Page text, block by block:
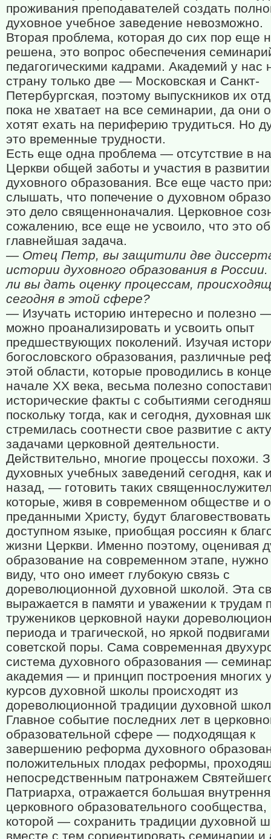
проживания преподавателей создать
духовное учебное заведение невозможно.
Вторая проблема, которая до сих пор еще
решена, это вопрос обеспечения
педагогическими кадрами. Академий у нас
страну только две — Московская и Санкт-
Петербургская, поэтому выпускников их
пока не хватает на все семинарии, да они
хотят ехать на периферию трудиться. Но
это временные трудности.
Есть еще одна проблема — отсутствие в
Церкви общей заботы и участия в развитии
духовного образования. Все еще часто
слышать, что попечение о духовном
это дело священноначалия. Церковное
сожалению, все еще не усвоило, что это
главнейшая задача.
— Отец Петр, вы защитили две
истории духовного образования в
ли вы дать оценку процессам,
сегодня в этой сфере?
— Изучать историю интересно и полезно
можно проанализировать и усвоить опыт
предшествующих поколений. Изучая
богословского образования, различные
этой области, которые проводились в
начале XX века, весьма полезно
исторические факты с событиями
поскольку тогда, как и сегодня, духовная
стремилась соотнести свое развитие с
задачами церковной деятельности.
Действительно, многие процессы похожи.
духовных учебных заведений сегодня, как
назад, — готовить таких
которые, живя в современном обществе и
преданными Христу, будут
доступном языке, приобщая россиян к
жизни Церкви. Именно поэтому, оценивая
образование на современном этапе, нужно
виду, что оно имеет глубокую связь с
дореволюционной духовной школой. Эта
выражается в памяти и уважении к трудам
тружеников церковной науки
периода и трагической, но яркой
советской поры. Сама современная
система духовного образования —
академия — и принцип построения многих
курсов духовной школы происходят из
дореволюционной традиции духовной
Главное событие последних лет в
образовательной сфере — подходящая к
завершению реформа духовного
положительных плодах реформы,
непосредственным патронажем
Патриарха, отражается большая
церковного образовательного сообщества,
которой — сохранить традиции духовной
вместе с тем сориентировать семинарии и